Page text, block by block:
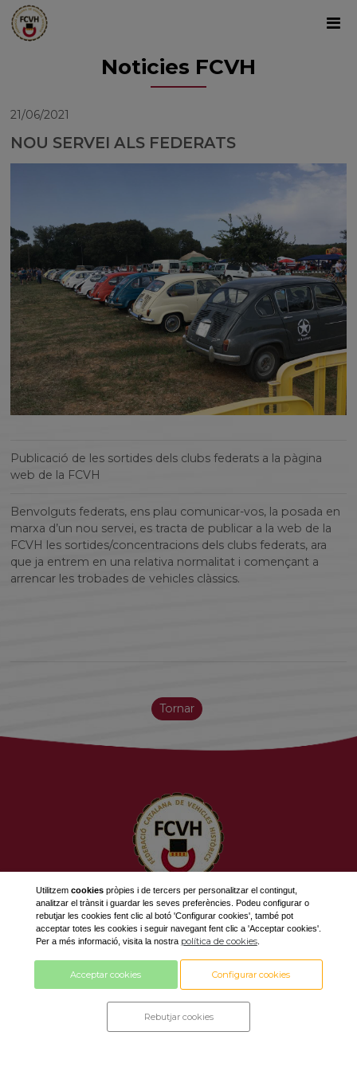
Noticies FCVH
21/06/2021
NOU SERVEI ALS FEDERATS
Publicació de les sortides dels clubs federats a la pàgina
web de la FCVH
Benvolguts federats, ens plau comunicar-vos, la posada en
marxa d’un nou servei, es tracta de publicar a la web de la
FCVH les sortides/concentracions dels clubs federats, ara
que ja entrem en una relativa normalitat i començant a
arrencar les trobades de vehicles clàssics.
Tornar
623 534 916
689 308 868
fcvh@fcvh.cat
Horari: De Dilluns a Divendres de 9 a 13h
Utilitzem cookiespròpies i de tercers per personalitzar el contingut,
analitzar el trànsit i guardar les seves preferències. Podeu configurar o
rebutjar les cookies fent clic al botó 'Configurar cookies', també pot
acceptar totes les cookies i seguir navegant fent clic a 'Acceptar cookies'.
Per a més informació, visita la nostra política de cookies.
Acceptar cookies Configurar cookies
Rebutjar cookies